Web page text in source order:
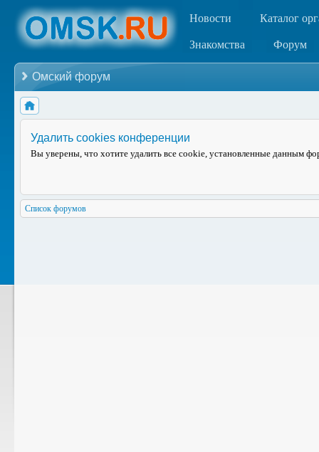
Новости Каталог
Знакомства Форум
Омский форум
Удалить cookies конференции
Вы уверены, что хотите удалить все cookie, установленные данным
Список форумов